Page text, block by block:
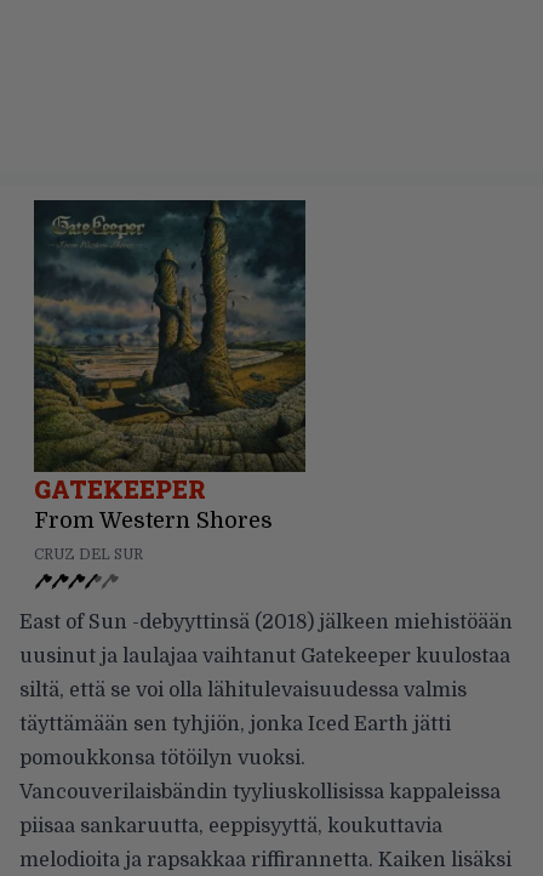
GATEKEEPER
From Western Shores
CRUZ DEL SUR
East of Sun -debyyttinsä (2018) jälkeen miehistöään
uusinut ja laulajaa vaihtanut Gatekeeper kuulostaa
siltä, että se voi olla lähitulevaisuudessa valmis
täyttämään sen tyhjiön, jonka Iced Earth jätti
pomoukkonsa tötöilyn vuoksi.
Vancouverilaisbändin tyyliuskollisissa kappaleissa
piisaa sankaruutta, eeppisyyttä, koukuttavia
melodioita ja rapsakkaa riffirannetta. Kaiken lisäksi